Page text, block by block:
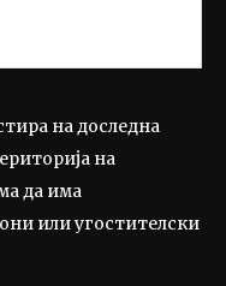
на доследна
на
да има
или угостителски